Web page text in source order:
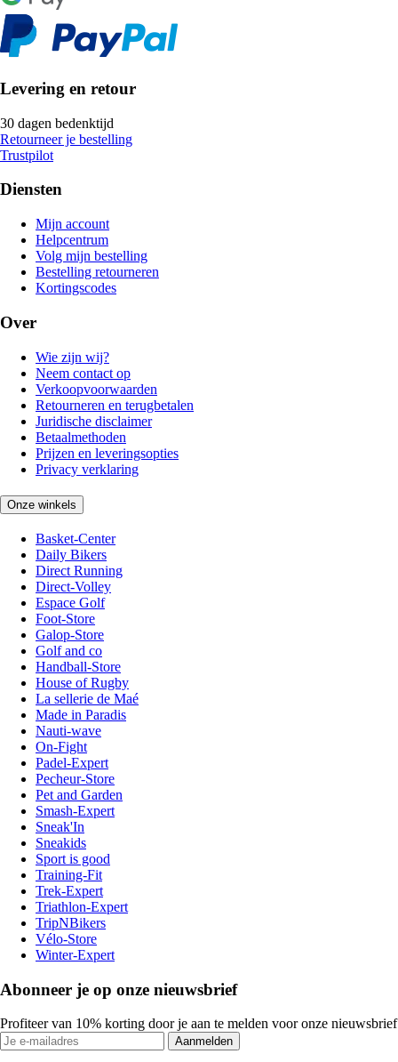
Levering en retour
30 dagen bedenktijd
Retourneer je bestelling
Trustpilot
Diensten
Mijn account
Helpcentrum
Volg mijn bestelling
Bestelling retourneren
Kortingscodes
Over
Wie zijn wij?
Neem contact op
Verkoopvoorwaarden
Retourneren en terugbetalen
Juridische disclaimer
Betaalmethoden
Prijzen en leveringsopties
Privacy verklaring
Onze winkels
Basket-Center
Daily Bikers
Direct Running
Direct-Volley
Espace Golf
Foot-Store
Galop-Store
Golf and co
Handball-Store
House of Rugby
La sellerie de Maé
Made in Paradis
Nauti-wave
On-Fight
Padel-Expert
Pecheur-Store
Pet and Garden
Smash-Expert
Sneak'In
Sneakids
Sport is good
Training-Fit
Trek-Expert
Triathlon-Expert
TripNBikers
Vélo-Store
Winter-Expert
Abonneer je op onze nieuwsbrief
Profiteer van 10% korting door je aan te melden voor onze nieuwsbrief
Aanmelden